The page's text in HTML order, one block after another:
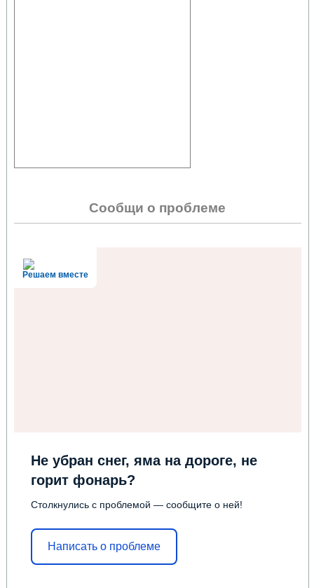
Сообщи о проблеме
Решаем вместе
Не убран снег, яма на дороге, не
горит фонарь?
Столкнулись с проблемой — сообщите о ней!
Написать о проблеме